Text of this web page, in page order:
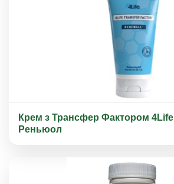
Крем з Трансфер Фактором 4Life
Реньюол